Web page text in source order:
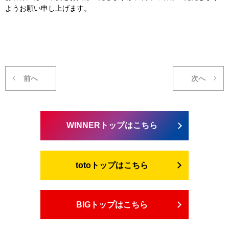
ようお願い申し上げます。
前へ 次へ
WINNERトップはこちら
totoトップはこちら
BIGトップはこちら